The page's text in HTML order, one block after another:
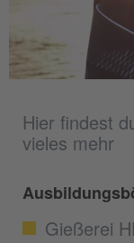
Hier findest
vieles mehr
Gießerei